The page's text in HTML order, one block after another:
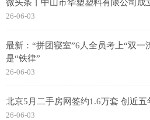
微头条丨中山市华塑塑料有限公司成
26-06-03
最新：“拼团寝室”6人全员考上“双一
是“铁律”
26-06-03
北京5月二手房网签约1.6万套 创近
26-06-03